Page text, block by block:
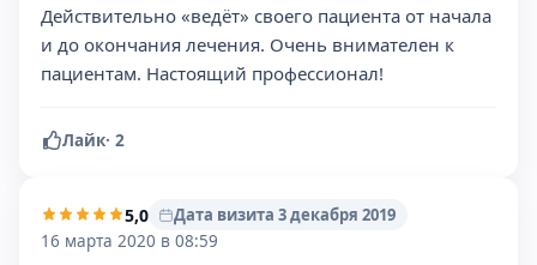
Действительно «ведёт» своего пациента от начала
и до окончания лечения. Очень внимателен к
пациентам. Настоящий профессионал!
Лайк· 2
5,0
Дата визита 3 декабря 2019
16 марта 2020 в 08:59